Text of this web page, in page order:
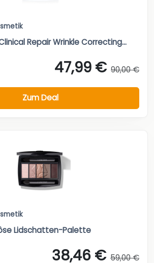
Repair Wrinkle Correcting...
47,99 € 90,00 €
Zum Deal
Lidschatten-Palette
38,46 € 59,00 €